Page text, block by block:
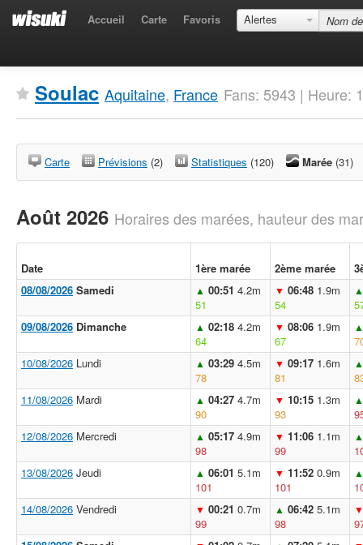
Accueil Carte Favoris Alertes
Soulac Aquitaine, France Fans: 5943 | Heure:
Carte Prévisions (2) Statistiques (120) Marée (31)
Août 2026 Horaires des marées, hauteur des
Date 1ère marée 2ème marée
08/08/2026 Samedi ▲ 00:51 4.2m
51
▼ 06:48 1.9m
54
▲
09/08/2026 Dimanche ▲ 02:18 4.2m
64
▼ 08:06 1.9m
67
▲
10/08/2026 Lundi ▲ 03:29 4.5m
78
▼ 09:17 1.6m
81
▲
11/08/2026 Mardi ▲ 04:27 4.7m
90
▼ 10:15 1.3m
93
▲
12/08/2026 Mercredi ▲ 05:17 4.9m
98
▼ 11:06 1.1m
99
▲
13/08/2026 Jeudi ▲ 06:01 5.1m
101
▼ 11:52 0.9m
101
▲
14/08/2026 Vendredi ▼ 00:21 0.7m
99
▲ 06:42 5.1m
98
▼